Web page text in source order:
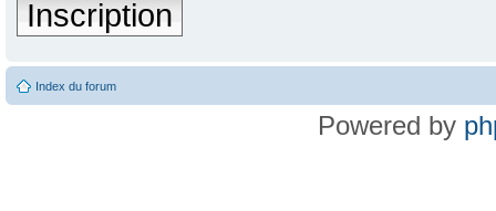
Inscription
Index du forum
Powered by